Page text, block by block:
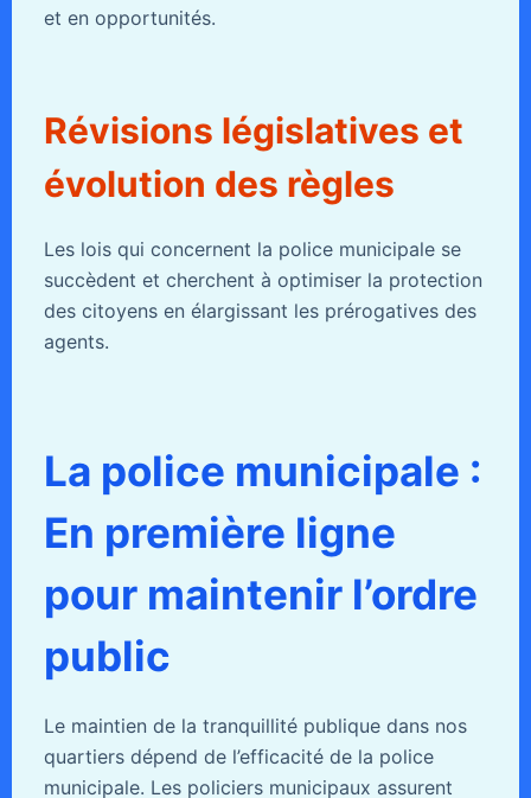
et en opportunités.
Révisions législatives et
évolution des règles
Les lois qui concernent la police municipale se
succèdent et cherchent à optimiser la protection
des citoyens en élargissant les prérogatives des
agents.
La police municipale :
En première ligne
pour maintenir l’ordre
public
Le maintien de la tranquillité publique dans nos
quartiers dépend de l’efficacité de la police
municipale. Les policiers municipaux assurent